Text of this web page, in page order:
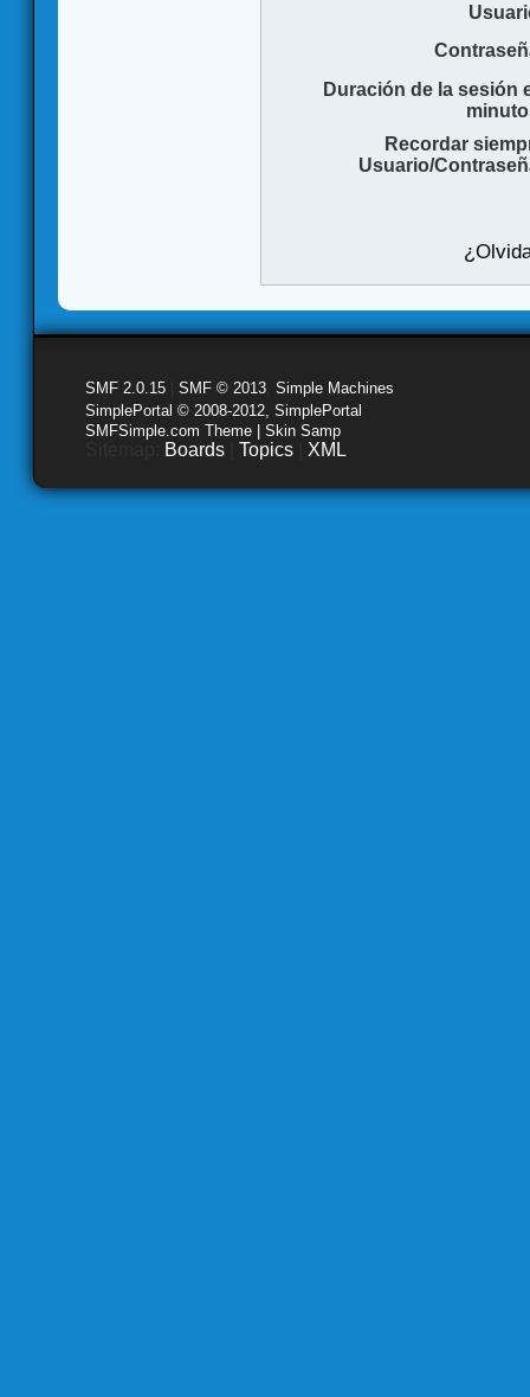
Duración de la sesión
Recordar
Usuario/
SMF 2.0.15 SMF © 2013 Simple Machines
SimplePortal © 2008-2012, SimplePortal
SMFSimple.com Theme | Skin Samp
Boards Topics XML